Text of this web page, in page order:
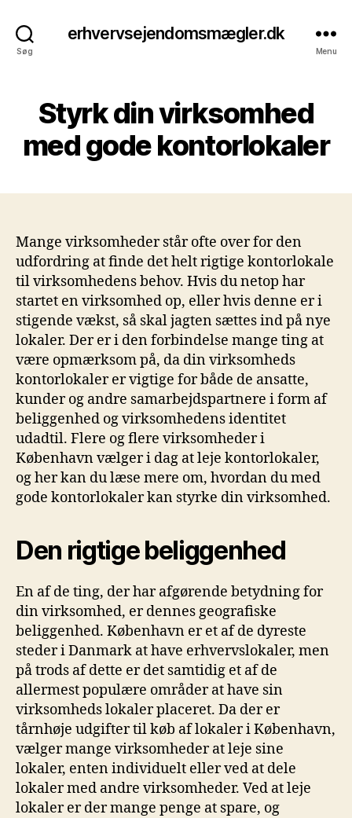
Søg
erhvervsejendomsmægler.dk
Menu
Styrk din virksomhed
med gode kontorlokaler
Mange virksomheder står ofte over for den
udfordring at finde det helt rigtige kontorlokale
til virksomhedens behov. Hvis du netop har
startet en virksomhed op, eller hvis denne er i
stigende vækst, så skal jagten sættes ind på nye
lokaler. Der er i den forbindelse mange ting at
være opmærksom på, da din virksomheds
kontorlokaler er vigtige for både de ansatte,
kunder og andre samarbejdspartnere i form af
beliggenhed og virksomhedens identitet
udadtil. Flere og flere virksomheder i
København vælger i dag at leje kontorlokaler,
og her kan du læse mere om, hvordan du med
gode kontorlokaler kan styrke din virksomhed.
Den rigtige beliggenhed
En af de ting, der har afgørende betydning for
din virksomhed, er dennes geografiske
beliggenhed. København er et af de dyreste
steder i Danmark at have erhvervslokaler, men
på trods af dette er det samtidig et af de
allermest populære områder at have sin
virksomheds lokaler placeret. Da der er
tårnhøje udgifter til køb af lokaler i København,
vælger mange virksomheder at leje sine
lokaler, enten individuelt eller ved at dele
lokaler med andre virksomheder. Ved at leje
lokaler er der mange penge at spare, og